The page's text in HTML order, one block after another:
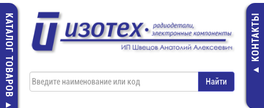
КАТАЛОГ ТОВАРОВ КОНТАКТЫ